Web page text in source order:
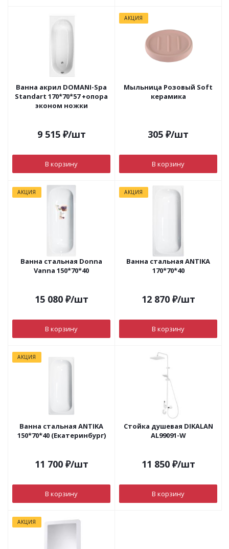
Ванна акрил DOMANI-Spa
Standart 170*70*57 +опора
эконом ножки
9 515₽/шт
В корзину
АКЦИЯ
Мыльница Розовый Soft
керамика
305 ₽/шт
В корзину
АКЦИЯ
Ванна стальная Donna
Vanna 150*70*40
15 080₽/шт
В корзину
АКЦИЯ
Ванна стальная ANTIKA
170*70*40
12 870₽/шт
В корзину
АКЦИЯ
Ванна стальная ANTIKA
150*70*40 (Екатеринбург)
11 700₽/шт
В корзину
Стойка душевая DIKALAN
AL99091-W
11 850₽/шт
В корзину
АКЦИЯ